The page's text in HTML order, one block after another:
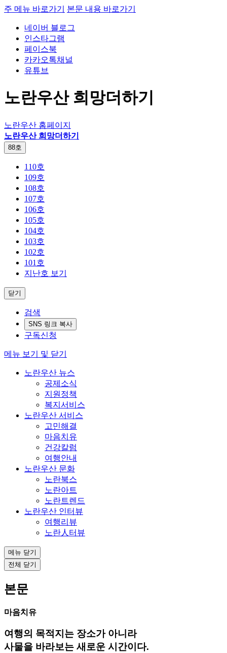
주 메뉴 바로가기 본문 내용 바로가기
네이버 블로그
인스타그램
페이스북
카카오톡채널
유튜브
노란우산 희망더하기
노란우산 홈페이지
노란우산 희망더하기
88호
110호
109호
108호
107호
106호
105호
104호
103호
102호
101호
지난호 보기
닫기
검색
SNS 링크 복사
구독신청
메뉴 보기 및 닫기
노란우산 뉴스
공제소식
지원정책
복지서비스
노란우산 서비스
고민해결
마음치유
건강칼럼
여행안내
노란우산 문화
노란북스
노란아트
노란트렌드
노란우산 인터뷰
여행리뷰
노란人터뷰
메뉴 닫기
전체 닫기
본문
마음치유
여행의 목적지는 장소가 아니라
사물을 바라보는 새로운 시간이다.